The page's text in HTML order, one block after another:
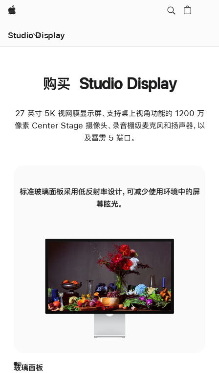
Apple
Studio Display
购买 Studio Display
27 英寸 5K 视网膜显示屏、支持桌上视角功能的 1200 万
像素 Center Stage 摄像头、录音棚级麦克风和扬声器，以
及雷雳 5 端口。
标准玻璃面板采用低反射率设计，可减少使用环境中的屏
幕眩光。
玻璃面板